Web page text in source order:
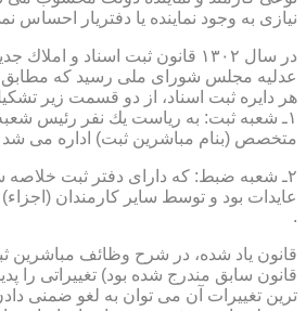
نیازی به وجود نماینده یا دفتریار احساس
در سال ۱۳۰۲ قانون ثبت اسناد و
هر دایره ثبت اسناد، از دو قسمت زیر
۱ـ شعبه ثبت: به ریاست یك نفر رئیس
متخصص (بنام مباشرین ثبت) اداره می شد
۲ـ شعبه ضبط: كه دارای دفتر ثبت خلاصه
عایدات بود و توسط سایر كارمندان
.
قانون سابق مندرج شده بود) تغییراتی را
ترین تغییرات آن می توان به لغو ضمنی